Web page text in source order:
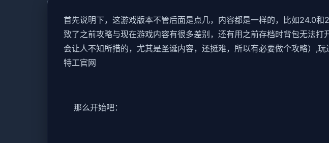
首先说明下，这游戏版本不管后面是点几，内容都是一样的，比如24.0
致了之前攻略与现在游戏内容有很多差别，还有用之前存档时背包无法
会让人不知所措的，尤其是圣诞内容，还挺难，所以有必要做个攻略）,
特工官网
那么开始吧：